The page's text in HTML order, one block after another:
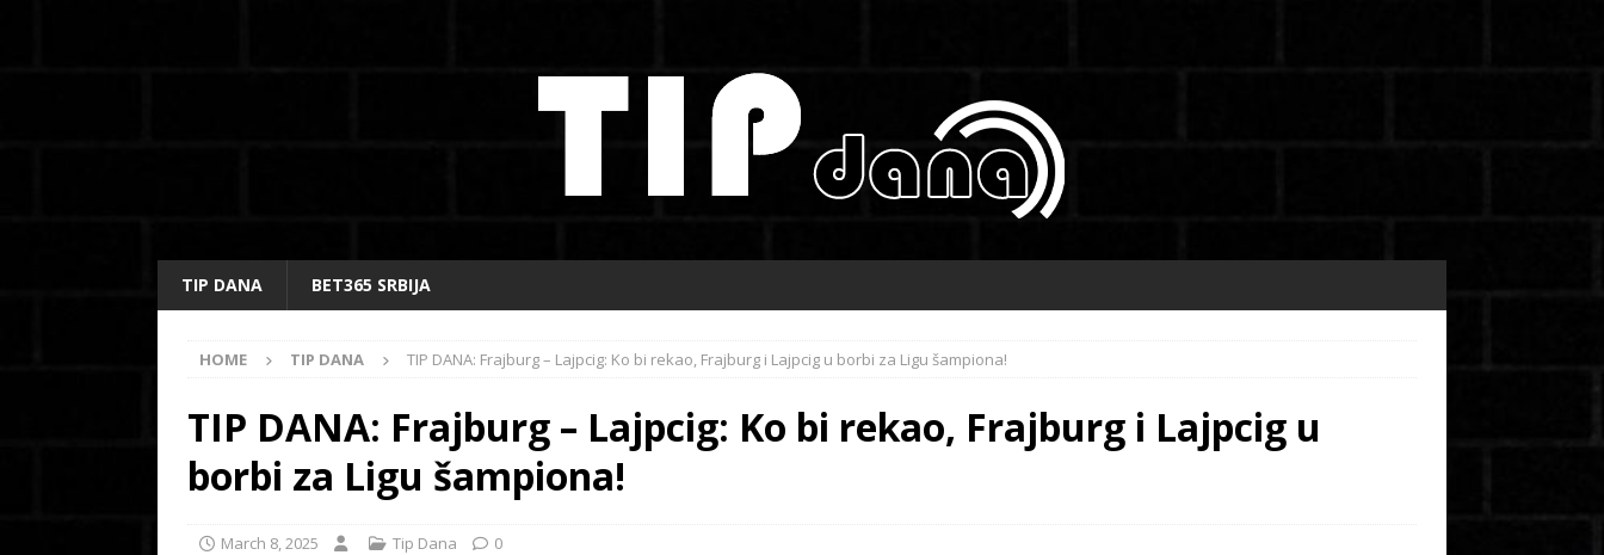
TIP DANA BET365 SRBIJA
HOME TIP DANA TIP DANA: Frajburg – Lajpcig: Ko bi rekao, Frajburg i Lajpcig u borbi za Ligu šampiona!
TIP DANA: Frajburg – Lajpcig: Ko bi rekao, Frajburg i Lajpcig u
borbi za Ligu šampiona!
March 8, 2025 Tip Dana 0